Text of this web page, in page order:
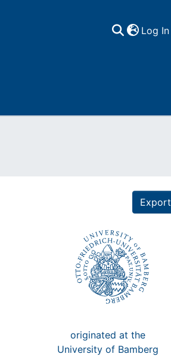
Log In
Export
originated at the
University of Bamberg